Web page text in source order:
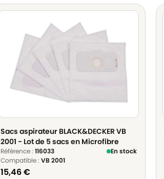
Sacs aspirateur BLACK&DECKER VB
2001 - Lot de 5 sacs en Microfibre
Référence : 116033
En stock
Compatible : VB 2001
15,46€